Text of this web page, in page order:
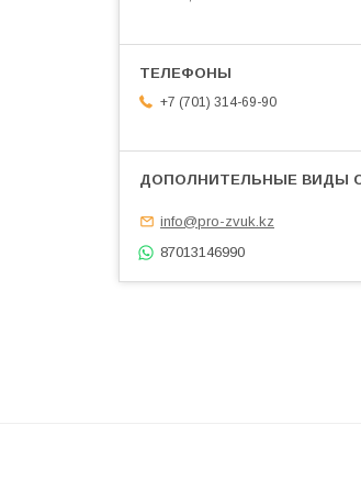
+7 (701) 314-69-90
info@pro-zvuk.kz
87013146990